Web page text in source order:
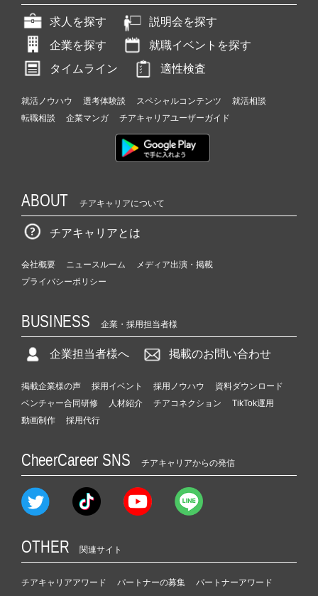
求人を探す
説明会を探す
企業を探す
就職イベントを探す
タイムライン
適性検査
就活ノウハウ 選考体験談 スペシャルコンテンツ
就活相談
転職相談
企業マンガ チアキャリアユーザーガイド
ABOUT チアキャリアについて
チアキャリアとは
会社概要 ニュースルーム
メディア出演・掲載
プライバシーポリシー
BUSINESS 企業・採用担当者様
企業担当者様へ 掲載のお問い合わせ
掲載企業様の声 採用イベント 採用ノウハウ
資料ダウンロード
ベンチャー合同研修
人材紹介 チアコネクション
TikTok運用
動画制作
採用代行
CheerCareer SNS チアキャリアからの発信
OTHER 関連サイト
チアキャリアアワード パートナーの募集 パートナーアワード